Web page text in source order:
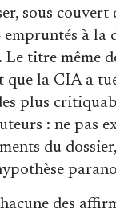
sous couvert
empruntés à
titre même
que la CIA a
plus
: ne pas
du
des